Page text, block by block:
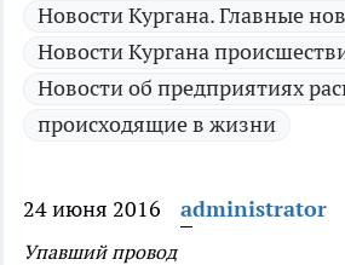
Новости Кургана. Главные
Новости Кургана
Новости об предприятиях
происходящие в жизни
24 июня 2016 administrator
Упавший провод